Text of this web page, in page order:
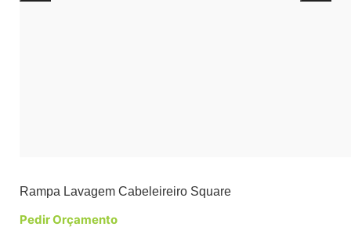
Rampa Lavagem Cabeleireiro Square
Pedir Orçamento